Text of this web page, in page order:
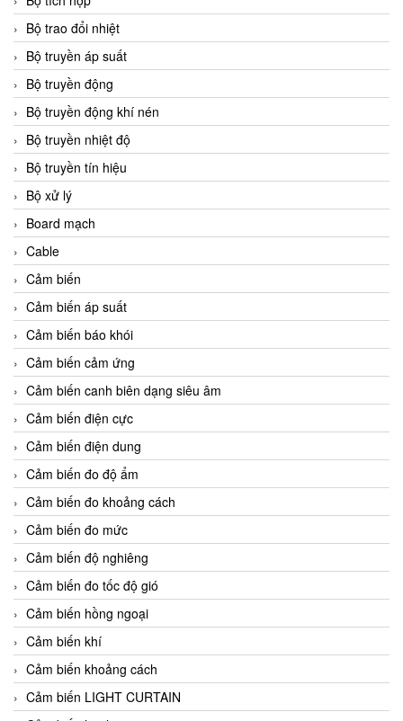
Bộ trao đổi nhiệt
Bộ truyền áp suất
Bộ truyền động
Bộ truyền động khí nén
Bộ truyền nhiệt độ
Bộ truyền tín hiệu
Bộ xử lý
Board mạch
Cable
Cảm biến
Cảm biến áp suất
Cảm biến báo khói
Cảm biến cảm ứng
Cảm biến canh biên dạng siêu âm
Cảm biến điện cực
Cảm biến điện dung
Cảm biến đo độ ẩm
Cảm biến đo khoảng cách
Cảm biến đo mức
Cảm biến độ nghiêng
Cảm biến đo tốc độ gió
Cảm biến hồng ngoại
Cảm biến khí
Cảm biến khoảng cách
Cảm biến LIGHT CURTAIN